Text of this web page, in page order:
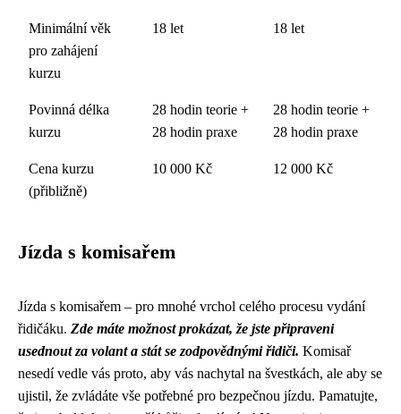
Minimální věk
pro zahájení
kurzu
18 let 18 let
Povinná délka
kurzu
28 hodin teorie +
28 hodin praxe
28 hodin teorie +
28 hodin praxe
Cena kurzu
(přibližně)
10 000 Kč 12 000 Kč
Jízda s komisařem
Jízda s komisařem – pro mnohé vrchol celého procesu vydání
řidičáku. Zde máte možnost prokázat, že jste připraveni
usednout za volant a stát se zodpovědnými řidiči. Komisař
nesedí vedle vás proto, aby vás nachytal na švestkách, ale aby se
ujistil, že zvládáte vše potřebné pro bezpečnou jízdu. Pamatujte,